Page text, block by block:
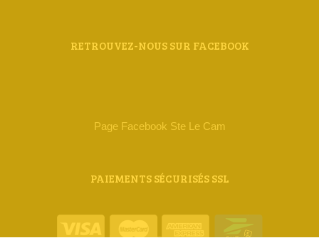
RETROUVEZ-NOUS SUR FACEBOOK
Page Facebook Ste Le Cam
PAIEMENTS SÉCURISÉS SSL